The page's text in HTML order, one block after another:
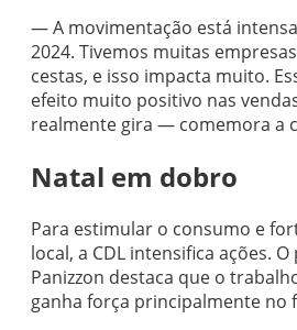
— A movimentação está
2024. Tivemos muitas
cestas, e isso impacta muito.
efeito muito positivo nas
realmente gira — comemora a
Natal em dobro
Para estimular o consumo e
local, a CDL intensifica ações.
Panizzon destaca que o
ganha força principalmente no